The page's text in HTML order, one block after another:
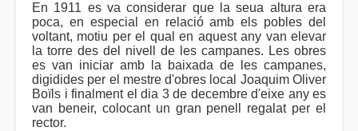
En 1911 es va considerar que la seua altura era
poca, en especial en relació amb els pobles del
voltant, motiu per el qual en aquest any van elevar
la torre des del nivell de les campanes. Les obres
es van iniciar amb la baixada de les campanes,
digidides per el mestre d'obres local Joaquim Oliver
Boïls i finalment el dia 3 de decembre d'eixe any es
van beneir, colocant un gran penell regalat per el
rector.